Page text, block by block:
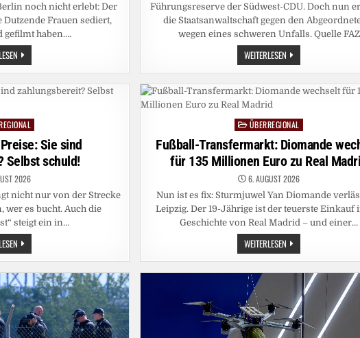
noch nicht erlebt: Der
Frauen sediert,
gefilmt haben….
PROZESS
IN
BERLIN:
VERGEWALTIGTE
EINE
AUCH
DANN
WEITER,
ALS
SIE
SICH
ERBRACH
Führungsreserve der Südwest-CDU. Doch nun
die Staatsanwaltschaft gegen den
wegen eines schweren Unfalls. Quelle FAZ
WEITERLESEN THOMAS
BAREISS: B
EENDET D
ER A
UTOUNFALL S
ARRIERE?
Sie sind
Selbst schuld!
2026
nicht nur von der Strecke
wer es bucht. Auch die
steigt ein in…
PERSONALISIERTE
PREISE:
SIE
SIND
ZAHLUNGSBEREIT?
SELBST
SCHULD!
PostedÜBERREGIONAL
Fußball-Transfermarkt: Diomande
für 135 Millionen Euro zu Real
6. AUGUST 2026
Nun ist es fix: Sturmjuwel Yan Diomande
Leipzig. Der 19-Jährige ist der teuerste Einkauf
Geschichte von Real Madrid – und einer…
WEITERLESEN FUSSBALL-T
RANSFERMARKT: D
IOMANDE W
ECHSELT F
ILLIONEN E
URO Z
U R
EAL M
ADRID